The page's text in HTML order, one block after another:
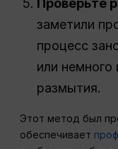
Проверьте
заметили
процесс
или
размытия.
Этот метод был
обеспечивает